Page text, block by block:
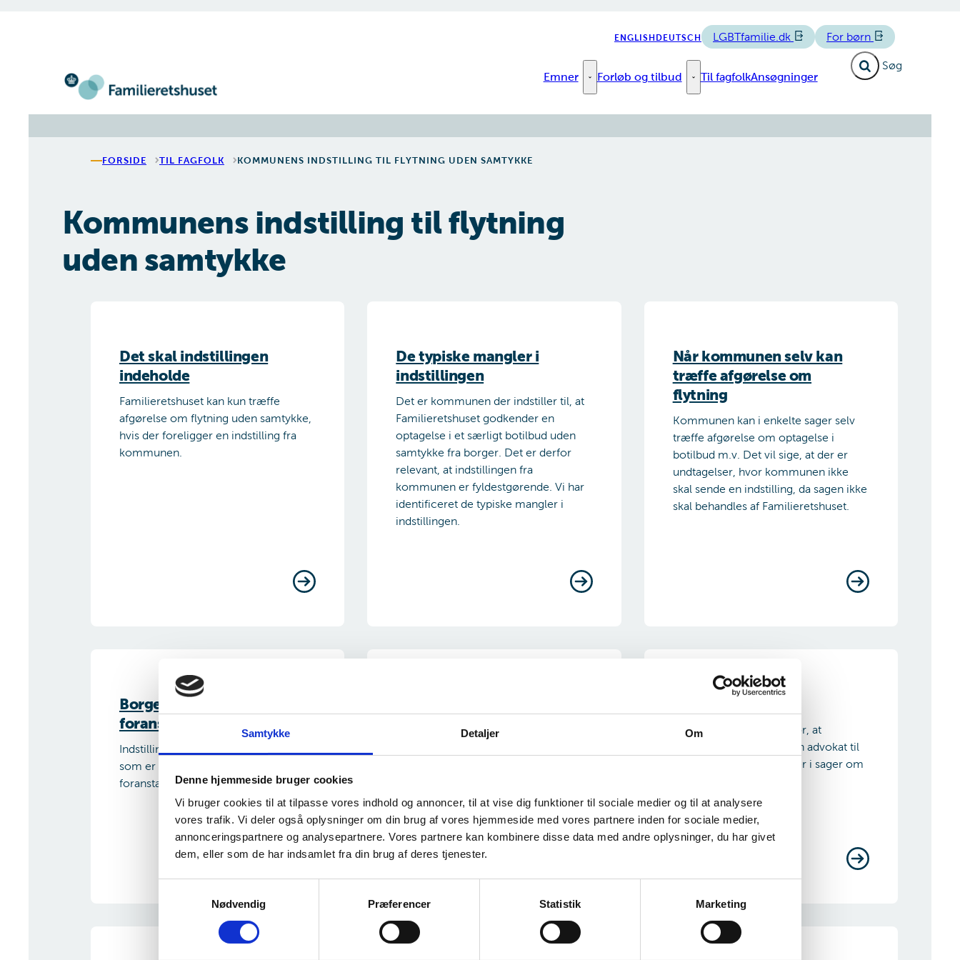
Samtykke Detaljer Om
Denne hjemmeside bruger cookies
Vi bruger cookies til at tilpasse vores indhold og annoncer, til at vise dig funktioner til sociale medier og til at analysere
vores trafik. Vi deler også oplysninger om din brug af vores hjemmeside med vores partnere inden for sociale medier,
annonceringspartnere og analysepartnere. Vores partnere kan kombinere disse data med andre oplysninger, du har givet
dem, eller som de har indsamlet fra din brug af deres tjenester.
Nødvendig Præferencer Statistik Marketing
Gå til forsiden
ENGLISH DEUTSCH LGBTfamilie.dk For børn
Fold søgefelt ud
Emner Emner - Flere links
Forløb og tilbud Forløb og tilbud - Flere links
Til fagfolkAnsøgninger
FORSIDE TIL FAGFOLK KOMMUNENS INDSTILLING TIL FLYTNING UDEN SAMTYKKE
Kommunens indstilling til flytning
uden samtykke
Det skal indstillingen
indeholde
Familieretshuset kan kun træffe
afgørelse om flytning uden samtykke,
hvis der foreligger en indstilling fra
kommunen.
De typiske mangler i
indstillingen
Det er kommunen der indstiller til, at
Familieretshuset godkender en
optagelse i et særligt botilbud uden
samtykke fra borger. Det er derfor
relevant, at indstillingen fra
kommunen er fyldestgørende. Vi har
identificeret de typiske mangler i
indstillingen.
Når kommunen selv kan
træffe afgørelse om
flytning
Kommunen kan i enkelte sager selv
træffe afgørelse om optagelse i
botilbud m.v. Det vil sige, at der er
undtagelser, hvor kommunen ikke
skal sende en indstilling, da sagen ikke
skal behandles af Familieretshuset.
Borgere med
foranstaltningsdomme
Indstillinger om flytning af borgere,
som er underlagt en
foranstaltningsdom.
Flytning efter servicelovens § 129 a er
truende/chikanerende adfærd.
Kommunen skal sørge for, at
borgeren får bistand af en advokat til
at varetage sine interesser i sager om